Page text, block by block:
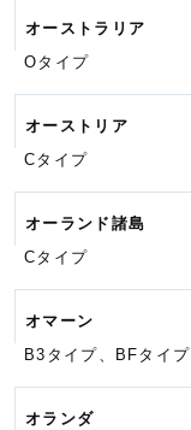
オーストラリア
Oタイプ
オーストリア
Cタイプ
オーランド諸島
Cタイプ
オマーン
B3タイプ、BFタイプ
オランダ